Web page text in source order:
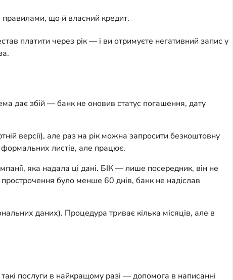
що й власний кредит.
платити через рік — і ви отримуєте негативний запис у
дає збій — банк не оновив статус погашення, дату
версії), але раз на рік можна запросити безкоштовну
листів, але працює.
яка надала ці дані. БІК — лише посередник, він не
було менше 60 днів, банк не надіслав
даних). Процедура триває кілька місяців, але в
послуги в найкращому разі — допомога в написанні